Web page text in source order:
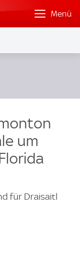
Menü
um
für Draisaitl